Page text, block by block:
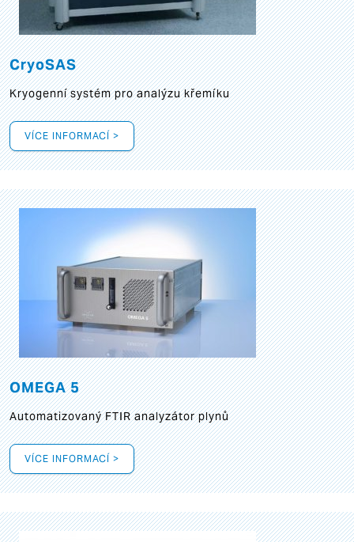
CryoSAS
Kryogenní systém pro analýzu křemíku
VÍCE INFORMACÍ >
OMEGA 5
Automatizovaný FTIR analyzátor plynů
VÍCE INFORMACÍ >